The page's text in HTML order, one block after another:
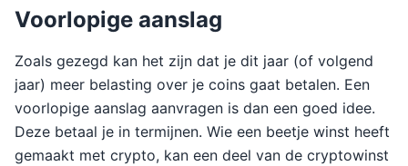
Voorlopige aanslag
Zoals gezegd kan het zijn dat je dit jaar (of volgend
jaar) meer belasting over je coins gaat betalen. Een
voorlopige aanslag aanvragen is dan een goed idee.
Deze betaal je in termijnen. Wie een beetje winst heeft
gemaakt met crypto, kan een deel van de cryptowinst